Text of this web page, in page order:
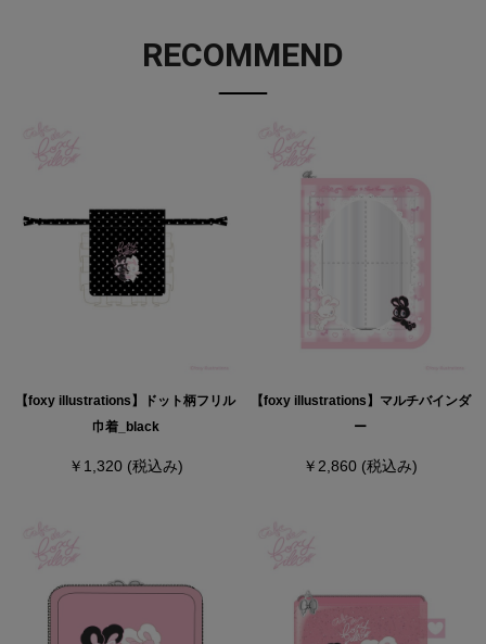
RECOMMEND
【foxy illustrations】ドット柄フリル
巾着_black
￥1,320 (税込み)
【foxy illustrations】マルチバインダ
ー
￥2,860 (税込み)